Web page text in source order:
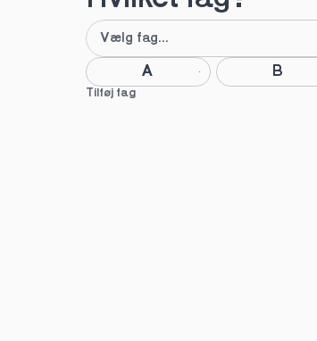
A B
Tilføj fag